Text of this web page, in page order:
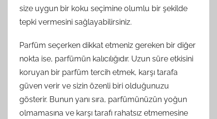
size uygun bir koku seçimine olumlu bir şekilde
tepki vermesini sağlayabilirsiniz.
Parfüm seçerken dikkat etmeniz gereken bir diğer
nokta ise, parfümün kalıcılığıdır. Uzun süre etkisini
koruyan bir parfüm tercih etmek, karşı tarafa
güven verir ve sizin özenli biri olduğunuzu
gösterir. Bunun yanı sıra, parfümünüzün yoğun
olmamasına ve karşı tarafı rahatsız etmemesine